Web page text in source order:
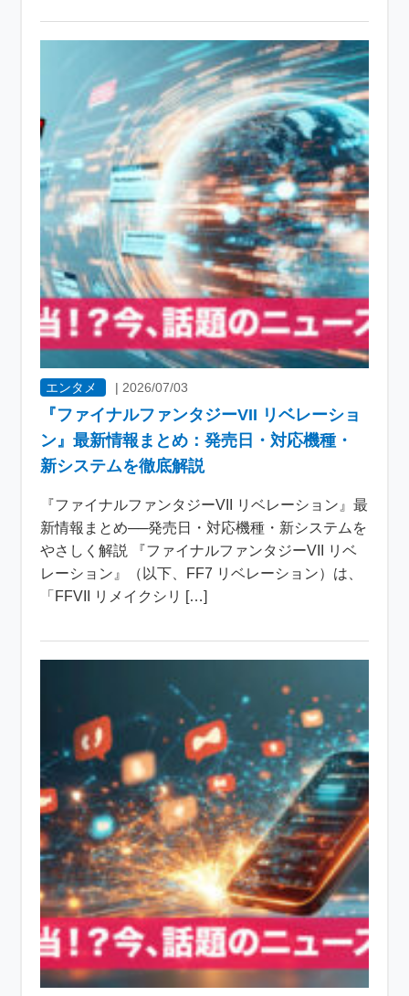
エンタメ |2026/07/03
『ファイナルファンタジーVII リベレーショ
ン』最新情報まとめ：発売日・対応機種・
新システムを徹底解説
『ファイナルファンタジーVII リベレーション』最
新情報まとめ──発売日・対応機種・新システムを
やさしく解説 『ファイナルファンタジーVII リベ
レーション』（以下、FF7 リベレーション）は、
「FFVII リメイクシリ […]